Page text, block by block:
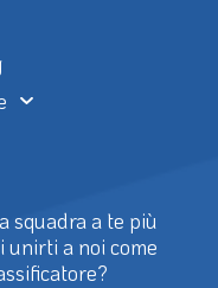
squadra a te più
unirti a noi come